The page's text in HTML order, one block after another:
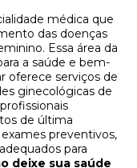
médica que
das doenças
Essa área da
a saúde e bem-
oferece serviços de
ginecológicas de
de última
preventivos,
para
deixe sua saúde